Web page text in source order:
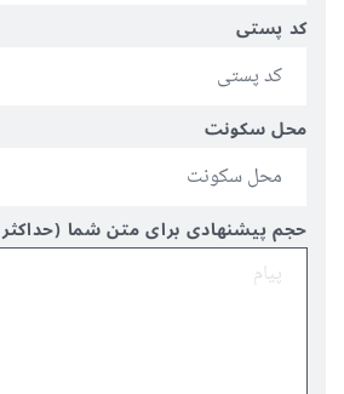
کد پستی
محل سکونت
حجم پیشنهادی برای متن شما (حداکثر 2000 کاراکتر)